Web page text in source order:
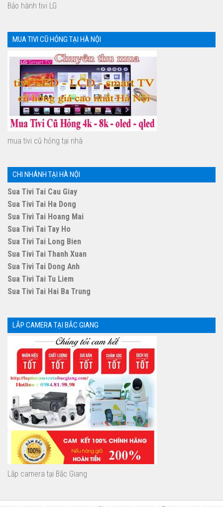
Bảo hành tivi LG
MUA TIVI CŨ HỎNG TẠI HÀ NỘI
mua tivi cũ hỏng tại nhà
CHI NHÁNH TẠI HÀ NỘI
Sua Tivi Tai Cau Giay
Sua Tivi Tai Ha Dong
Sua Tivi Tai Hoang Mai
Sua Tivi Tai Tay Ho
Sua Tivi Tai Long Bien
Sua Tivi Tai Thanh Xuan
Sua Tivi Tai Dong Anh
Sua Tivi Tai Tu Liem
Sua Tivi Tai Hai Ba Trung
LẮP CAMERA TẠI BẮC GIANG
Lắp camera tại Bắc Giang